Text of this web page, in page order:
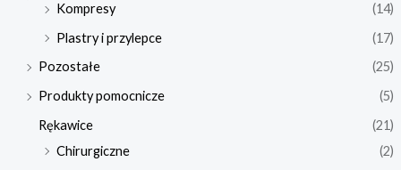
Kompresy
(14)
Plastry i przylepce
(17)
Pozostałe
(25)
Produkty pomocnicze
(5)
Rękawice
(21)
Chirurgiczne
(2)